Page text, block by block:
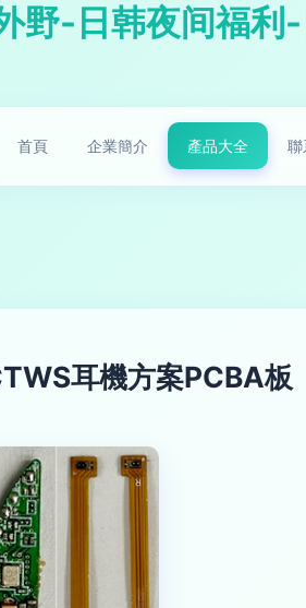
野-日韩夜间福利
首頁 企業簡介 產品大全 聯
耳機方案PCBA板